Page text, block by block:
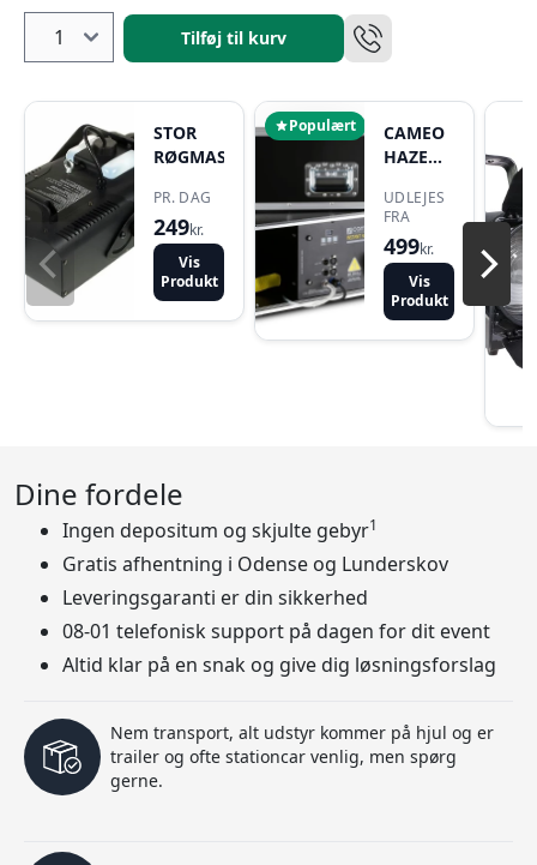
Tilføj til kurv
STOR
RØGMASKINE
PR. DAG
249kr.
Vis
Produkt
Populært
CAMEO
HAZE
UDLEJES
FRA
499kr.
Vis
Produkt
Dine fordele
Ingen depositum og skjulte gebyr1
Gratis afhentning i Odense og Lunderskov
Leveringsgaranti er din sikkerhed
08-01 telefonisk support på dagen for dit event
Altid klar på en snak og give dig løsningsforslag
Nem transport, alt udstyr kommer på hjul og er
trailer og ofte stationcar venlig, men spørg
gerne.